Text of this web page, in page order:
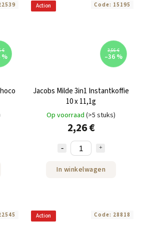
€
%
Action
3,56 €
–36 %
Jacobs Milde 3in1 Instantkoffie
10 x 11,1g
Op voorraad (>5 stuks)
2,26 €
In winkelwagen
Code: 15195
Action Code: 28818